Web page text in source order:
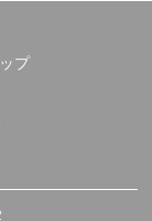
プ